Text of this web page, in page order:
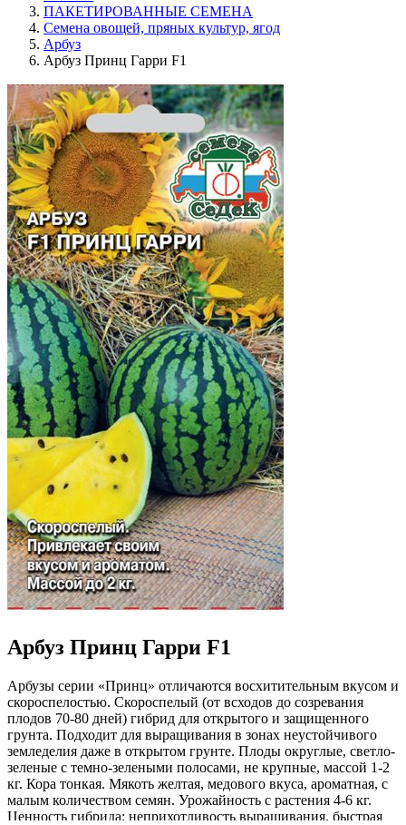
ПАКЕТИРОВАННЫЕ СЕМЕНА
Семена овощей, пряных культур, ягод
Арбуз
Арбуз Принц Гарри F1
Арбуз Принц Гарри F1
Арбузы серии «Принц» отличаются восхитительным вкусом и
скороспелостью. Скороспелый (от всходов до созревания
плодов 70-80 дней) гибрид для открытого и защищенного
грунта. Подходит для выращивания в зонах неустойчивого
земледелия даже в открытом грунте. Плоды округлые, светло-
зеленые с темно-зелеными полосами, не крупные, массой 1-2
кг. Кора тонкая. Мякоть желтая, медового вкуса, ароматная, с
малым количеством семян. Урожайность с растения 4-6 кг.
Ценность гибрида: неприхотливость выращивания, быстрая